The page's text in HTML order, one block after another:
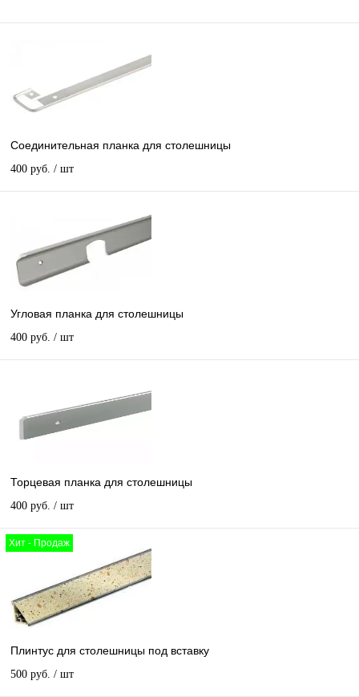
Соединительная планка для столешницы
400 руб. / шт
Угловая планка для столешницы
400 руб. / шт
Торцевая планка для столешницы
400 руб. / шт
Хит - Продаж
Плинтус для столешницы под вставку
500 руб. / шт